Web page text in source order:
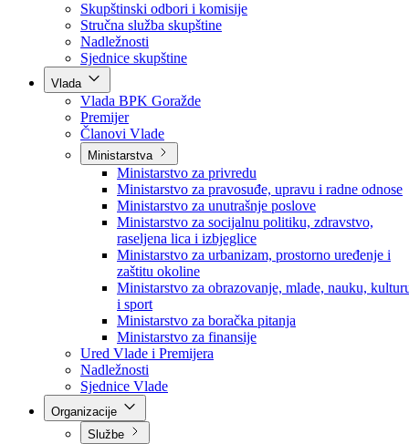
Poslanici po strankama
Poslanici po klubovima naroda
Kolegij skupštine
Skupštinski odbori i komisije
Stručna služba skupštine
Nadležnosti
Sjednice skupštine
Vlada
Vlada BPK Goražde
Premijer
Članovi Vlade
Ministarstva
Ministarstvo za privredu
Ministarstvo za pravosuđe, upravu i radne odnose
Ministarstvo za unutrašnje poslove
Ministarstvo za socijalnu politiku, zdravstvo,
raseljena lica i izbjeglice
Ministarstvo za urbanizam, prostorno uređenje i
zaštitu okoline
Ministarstvo za obrazovanje, mlade, nauku,
i sport
Ministarstvo za boračka pitanja
Ministarstvo za finansije
Ured Vlade i Premijera
Nadležnosti
Sjednice Vlade